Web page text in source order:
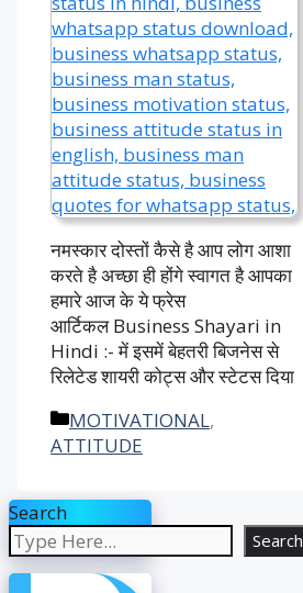
नमस्कार दोस्तों कैसे है आप लोग आशा
करते है अच्छा ही होंगे स्वागत है आपका
हमारे आज के ये फ्रेस
आर्टिकल Business Shayari in
Hindi :- में इसमें बेहतरी बिजनेस से
रिलेटेड शायरी कोट्स और स्टेटस दिया
Categories
MOTIVATIONAL,
ATTITUDE
Search
Search